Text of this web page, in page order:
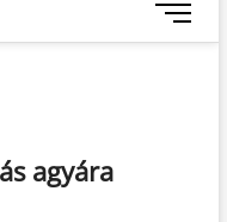
M
e
agyára